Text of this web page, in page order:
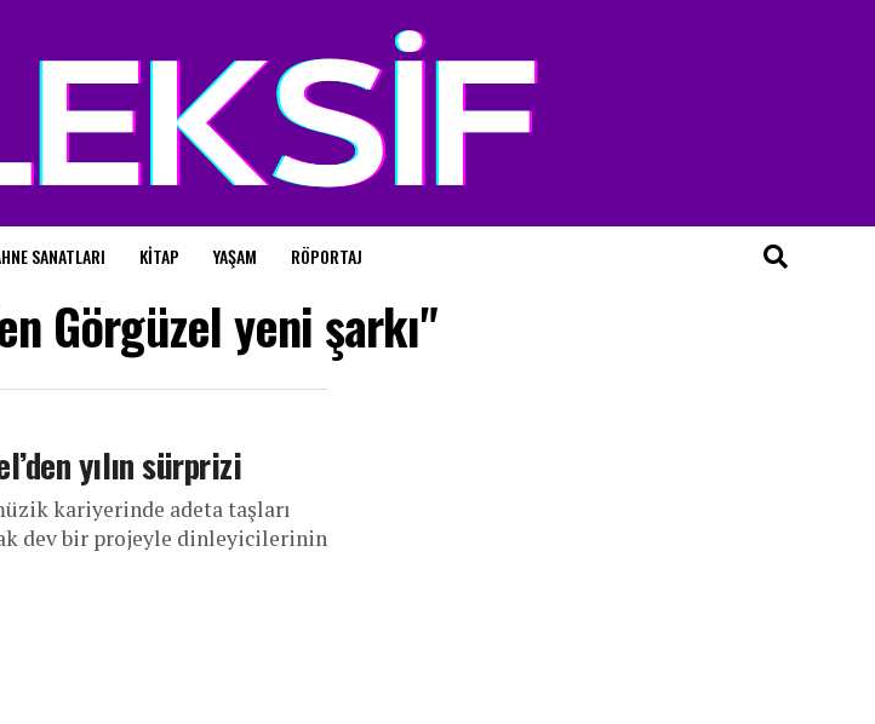
SANATLARI KITAP YAŞAM RÖPORTAJ
Görgüzel yeni şarkı"
yılın sürprizi
kariyerinde adeta taşları
dev bir projeyle dinleyicilerinin